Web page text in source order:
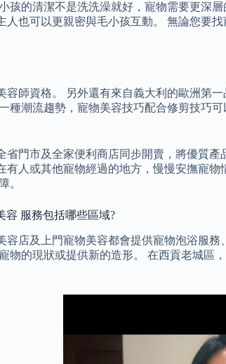
孩的清潔不是洗洗澡就好，寵物需要更深
也可以更親密與毛小孩互動。 無論您要
容師資格。 另外還有來自義大利的歐洲第
種潮流趨勢，寵物美容技巧配合修剪技巧
省門市及全家便利商店同步開賣，將優質
人或其他寵物經過的地方，慢慢安撫寵
。
容 服務包括哪些區域?
容店及上門寵物美容都會提供寵物泡浴服
物的現狀或提供新的造形。 在西貢老城